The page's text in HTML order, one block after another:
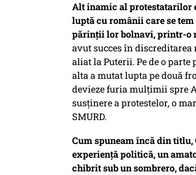
Alt inamic al protestatarilor
luptă cu românii care se
părinții lor bolnavi, printr-o
avut succes în discreditarea
aliat la Puterii. Pe de o parte
alta a mutat lupta pe două
devieze furia mulțimii spre
susținere a protestelor, o
SMURD.
Cum spuneam încă din
experiență politică, un
chibrit sub un sombrero,